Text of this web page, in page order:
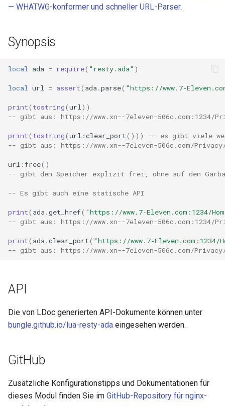
cache-purge
captcha
cgi
combined-upstreams
compression-normalize
compression-vary
concat
cookie-flag
cookie-limit
dav-ext
delay
dynamic-etag
dynamic-limit-req
— WHATWG-konformer und schneller URL-Parser.
Synopsis
local ada = require( "resty.ada" )
local url = assert( ada .parse( "https://
print( tostring(url ))
-- gibt aus: https://www.xn--7eleven-506c.com:1234/
print( tostring(url :clear_port()))
-- es gibt viele
-- gibt aus: https://www.xn--7eleven-506c.com/Privacy/
url :free()
-- gibt den Speicher explizit frei, ohne auf den
-- Es gibt auch eine statische API
print( ada .get_href( "https://www.7‑Eleven.com:1234/
-- gibt aus: https://www.xn--7eleven-506c.com:1234/
print( ada .clear_port( "https://
-- gibt aus: https://www.xn--7eleven-506c.com/Privacy/
API
Die von LDoc generierten API-Dokumente können unter
bungle.github.io/lua-resty-ada eingesehen werden.
GitHub
Zusätzliche Konfigurationstipps und Dokumentationen für
dieses Modul finden Sie im GitHub-Repository für nginx-